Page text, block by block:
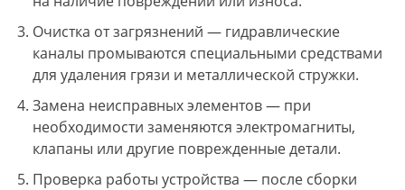
Очистка от загрязнений — гидравлические
каналы промываются специальными средствами
для удаления грязи и металлической стружки.
Замена неисправных элементов — при
необходимости заменяются электромагниты,
клапаны или другие поврежденные детали.
Проверка работы устройства — после сборки